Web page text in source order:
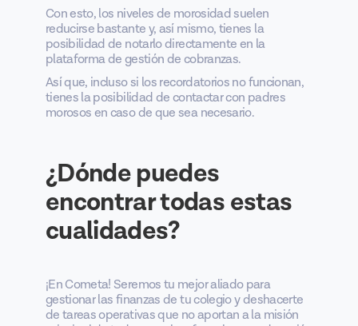
Con esto, los niveles de morosidad suelen
reducirse bastante y, así mismo, tienes la
posibilidad de notarlo directamente en la
plataforma de gestión de cobranzas.
Así que, incluso si los recordatorios no funcionan,
tienes la posibilidad de contactar con padres
morosos en caso de que sea necesario.
¿Dónde puedes
encontrar todas estas
cualidades?
¡En Cometa! Seremos tu mejor aliado para
gestionar las finanzas de tu colegio y deshacerte
de tareas operativas que no aportan a la misión